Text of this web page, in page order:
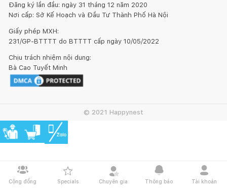
Cộng đồng Specials Chuyên gia Thông báo Tài khoản
Đăng ký lần đầu: ngày 31 tháng 12 năm 2020
Nơi cấp: Sở Kế Hoạch và Đầu Tư Thành Phố Hà Nội
Giấy phép MXH:
231/GP-BTTTT do BTTTT cấp ngày 10/05/2022
Chịu trách nhiệm nội dung:
Bà Cao Tuyết Minh
© 2021 Happynest